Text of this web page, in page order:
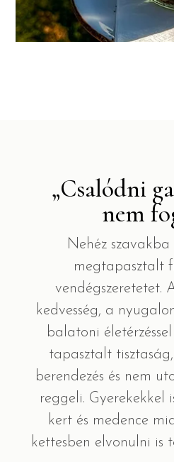
„Csalódni
nem
Nehéz
megtapasztalt
vendégszeretetet.
kedvesség, a
balatoni
tapasztalt tisztaság,
berendezés és nem
reggeli. Gyerekekkel
kert és medence
kettesben elvonulni is